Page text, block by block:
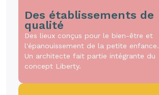
Des établissements de
qualité
Des lieux conçus pour le bien-être et
l'épanouissement de la petite enfance.
Un architecte fait partie intégrante du
concept Liberty.